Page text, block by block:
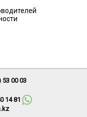
53 00 03
14 81